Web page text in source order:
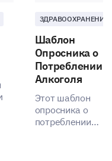
impact
and schedules
ЗДРАВООХРАНЕНИЕ
Шаблон
Опросника о
Потреблении
Алкоголя
Этот шаблон
опросника о
потреблении